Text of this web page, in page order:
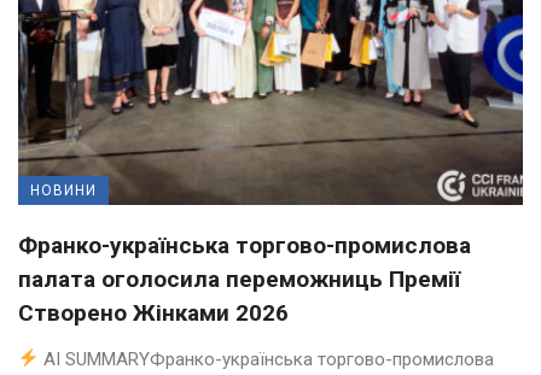
НОВИНИ
Франко-українська торгово-промислова
палата оголосила переможниць Премії
Створено Жінками 2026
AI SUMMARYФранко-українська торгово-промислова